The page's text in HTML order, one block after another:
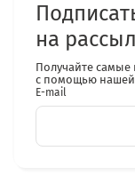
на
Получайте
с помощью нашей
E-mail